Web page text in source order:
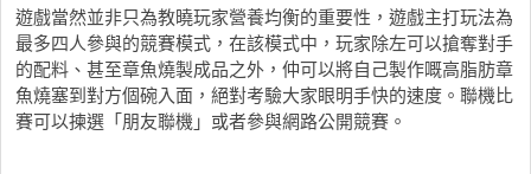
遊戲當然並非只為教曉玩家營養均衡的重要性，遊戲主打玩法為
最多四人參與的競賽模式，在該模式中，玩家除左可以搶奪對手
的配料、甚至章魚燒製成品之外，仲可以將自己製作嘅高脂肪章
魚燒塞到對方個碗入面，絕對考驗大家眼明手快的速度。聯機比
賽可以揀選「朋友聯機」或者參與網路公開競賽。